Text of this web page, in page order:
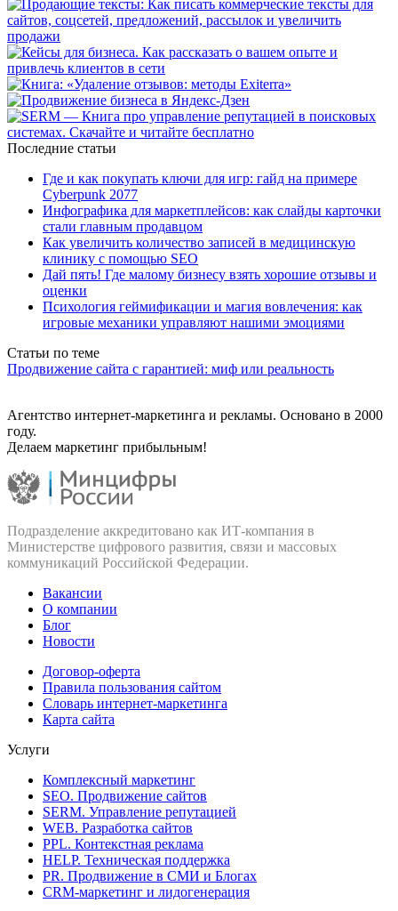
Последние статьи
Где и как покупать ключи для игр: гайд на примере
Cyberpunk 2077
Инфографика для маркетплейсов: как слайды карточки
стали главным продавцом
Как увеличить количество записей в медицинскую
клинику с помощью SEO
Дай пять! Где малому бизнесу взять хорошие отзывы и
оценки
Психология геймификации и магия вовлечения: как
игровые механики управляют нашими эмоциями
Статьи по теме
Продвижение сайта с гарантией: миф или реальность
Агентство интернет-маркетинга и рекламы. Основано в 2000
году.
Делаем маркетинг прибыльным!
Подразделение аккредитовано как ИТ‑компания в
Министерстве цифрового развития, связи и массовых
коммуникаций Российской Федерации.
Вакансии
О компании
Блог
Новости
Договор-оферта
Правила пользования сайтом
Словарь интернет-маркетинга
Карта сайта
Услуги
Комплексный маркетинг
SEO. Продвижение сайтов
SERM. Управление репутацией
WEB. Разработка сайтов
PPL. Контекстная реклама
HELP. Техническая поддержка
PR. Продвижение в СМИ и Блогах
CRM-маркетинг и лидогенерация